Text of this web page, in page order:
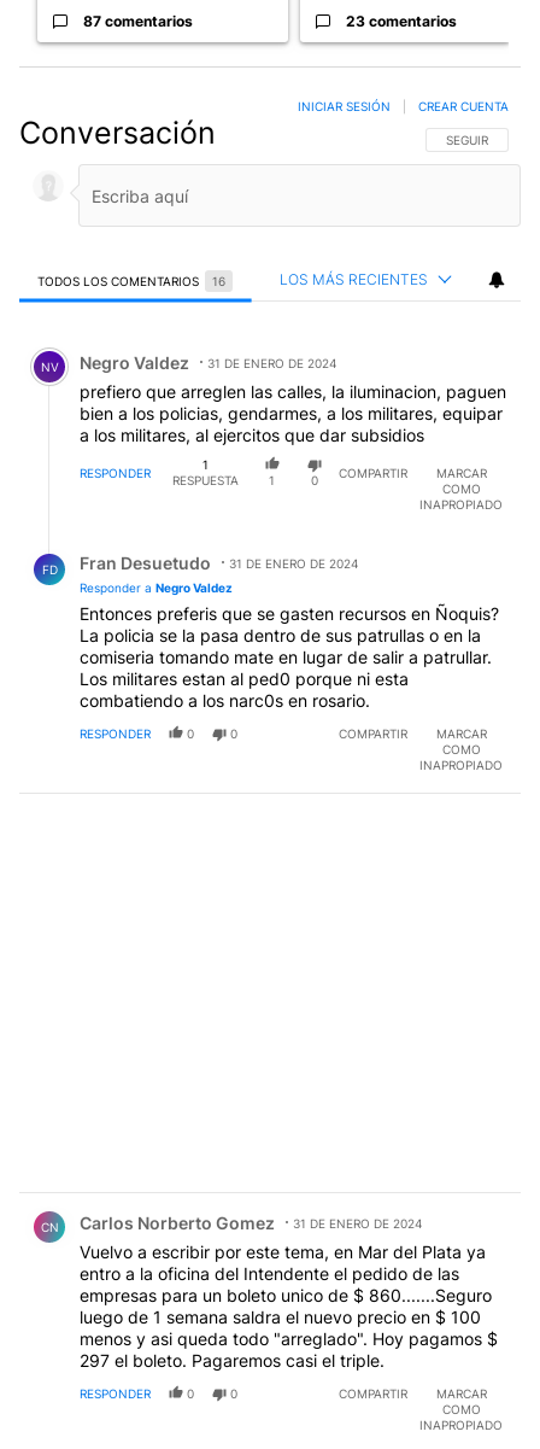
87 comentarios 23 comentarios
Conversación SIGA ESTA
SEGUIR
INICIAR SESIÓN CREAR CUENTA
TODOS LOS COMENTARIOS 16 LOS MÁS RECIENTES
Comentario de Negro Valdez.
NV Negro Valdez 31 DE ENERO DE 2024
prefiero que arreglen las calles, la iluminacion, paguen
bien a los policias, gendarmes, a los militares, equipar
a los militares, al ejercitos que dar subsidios
RESPONDER
1
RESPUESTA
1 0
COMPARTIR
MARCAR
COMO
INAPROPIADO
FD Fran Desuetudo
31 DE ENERO DE 2024
Responder a Negro Valdez
Entonces preferis que se gasten recursos en Ñoquis?
La policia se la pasa dentro de sus patrullas o en la
comiseria tomando mate en lugar de salir a patrullar.
Los militares estan al ped0 porque ni esta
combatiendo a los narc0s en rosario.
RESPONDER 0 0 COMPARTIR
MARCAR
COMO
INAPROPIADO
CN Carlos Norberto Gomez 31 DE ENERO DE 2024
Vuelvo a escribir por este tema, en Mar del Plata ya
entro a la oficina del Intendente el pedido de las
empresas para un boleto unico de $ 860.......Seguro
luego de 1 semana saldra el nuevo precio en $ 100
menos y asi queda todo "arreglado". Hoy pagamos $
297 el boleto. Pagaremos casi el triple.
RESPONDER 0 0 COMPARTIR
MARCAR
COMO
INAPROPIADO